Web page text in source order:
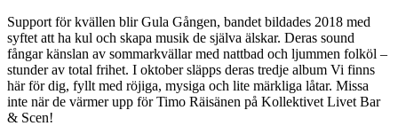
Support för kvällen blir Gula Gången, bandet bildades 2018 med
syftet att ha kul och skapa musik de själva älskar. Deras sound
fångar känslan av sommarkvällar med nattbad och ljummen folköl –
stunder av total frihet. I oktober släpps deras tredje album Vi finns
här för dig, fyllt med röjiga, mysiga och lite märkliga låtar. Missa
inte när de värmer upp för Timo Räisänen på Kollektivet Livet Bar
& Scen!